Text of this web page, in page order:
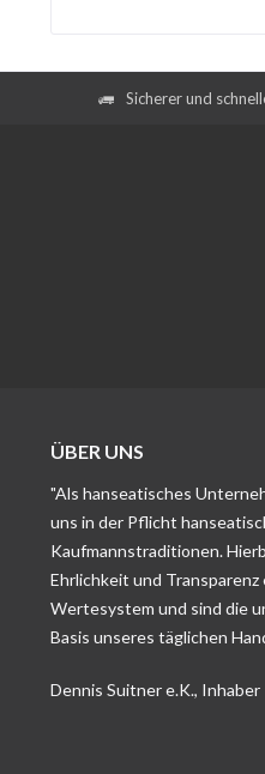
Sicherer und
ÜBER UNS
"Als hanseatisches
uns in der Pflicht
Kaufmannstraditionen.
Ehrlichkeit und Transparenz
Wertesystem und sind die
Basis unseres täglichen
Dennis Suitner e.K., Inhaber